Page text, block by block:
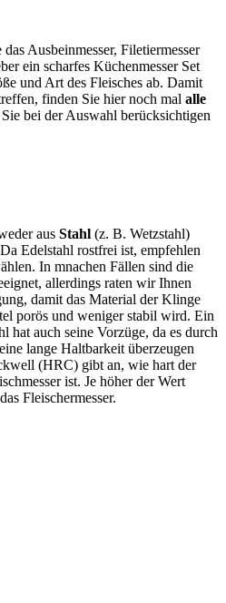
Ausbeinmesser, Filetiermesser
ein scharfes Küchenmesser Set
und Art des Fleisches ab. Damit
finden Sie hier noch mal alle
bei der Auswahl berücksichtigen
aus Stahl (z. B. Wetzstahl)
Edelstahl rostfrei ist, empfehlen
In mnachen Fällen sind die
allerdings raten wir Ihnen
damit das Material der Klinge
porös und weniger stabil wird. Ein
hat auch seine Vorzüge, da es durch
lange Haltbarkeit überzeugen
(HRC) gibt an, wie hart der
ist. Je höher der Wert
Fleischermesser.